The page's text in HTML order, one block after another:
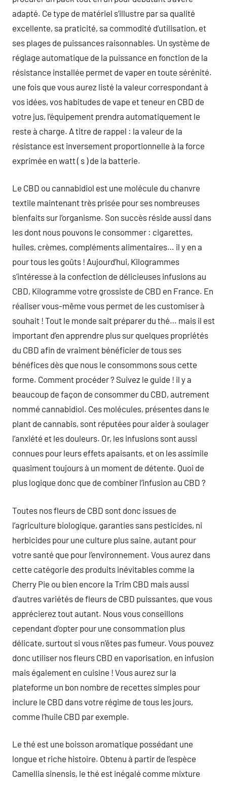
adapté. Ce type de matériel s’illustre par sa qualité
excellente, sa praticité, sa commodité d’utilisation, et
ses plages de puissances raisonnables. Un système de
réglage automatique de la puissance en fonction de la
résistance installée permet de vaper en toute sérénité.
une fois que vous aurez listé la valeur correspondant à
vos idées, vos habitudes de vape et teneur en CBD de
votre jus, l’équipement prendra automatiquement le
reste à charge. A titre de rappel : la valeur de la
résistance est inversement proportionnelle à la force
exprimée en watt ( s ) de la batterie.
Le CBD ou cannabidiol est une molécule du chanvre
textile maintenant très prisée pour ses nombreuses
bienfaits sur l’organisme. Son succès réside aussi dans
les dont nous pouvons le consommer : cigarettes,
huiles, crèmes, compléments alimentaires… il y en a
pour tous les goûts ! Aujourd’hui, Kilogrammes
s’intéresse à la confection de délicieuses infusions au
CBD, Kilogramme votre grossiste de CBD en France. En
réaliser vous-même vous permet de les customiser à
souhait ! Tout le monde sait préparer du thé… mais il est
important d’en apprendre plus sur quelques propriétés
du CBD afin de vraiment bénéficier de tous ses
bénéfices dès que nous le consommons sous cette
forme. Comment procéder ? Suivez le guide ! il y a
beaucoup de façon de consommer du CBD, autrement
nommé cannabidiol. Ces molécules, présentes dans le
plant de cannabis, sont réputées pour aider à soulager
l’anxiété et les douleurs. Or, les infusions sont aussi
connues pour leurs effets apaisants, et on les assimile
quasiment toujours à un moment de détente. Quoi de
plus logique donc que de combiner l’infusion au CBD ?
Toutes nos fleurs de CBD sont donc issues de
l’agriculture biologique, garanties sans pesticides, ni
herbicides pour une culture plus saine, autant pour
votre santé que pour l’environnement. Vous aurez dans
cette catégorie des produits inévitables comme la
Cherry Pie ou bien encore la Trim CBD mais aussi
d’autres variétés de fleurs de CBD puissantes, que vous
apprécierez tout autant. Nous vous conseillons
cependant d’opter pour une consommation plus
délicate, surtout si vous n’êtes pas fumeur. Vous pouvez
donc utiliser nos fleurs CBD en vaporisation, en infusion
mais également en cuisine ! Vous aurez sur la
plateforme un bon nombre de recettes simples pour
inclure le CBD dans votre régime de tous les jours,
comme l’huile CBD par exemple.
Le thé est une boisson aromatique possédant une
longue et riche histoire. Obtenu à partir de l’espèce
Camellia sinensis, le thé est inégalé comme mixture